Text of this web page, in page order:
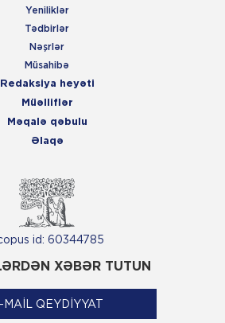
Yeniliklər
Tədbirlər
Nəşrlər
Müsahibə
Redaksiya heyəti
Müəlliflər
Məqalə qəbulu
Əlaqə
id: 60344785
XƏBƏR TUTUN
MAİL QEYDİYYAT